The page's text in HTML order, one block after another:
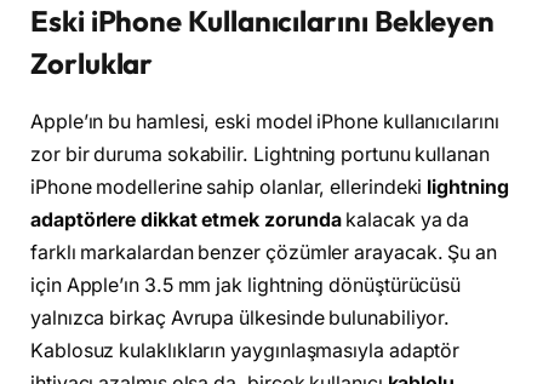
Eski iPhone Kullanıcılarını Bekleyen
Zorluklar
Apple’ın bu hamlesi, eski model iPhone kullanıcılarını
zor bir duruma sokabilir. Lightning portunu kullanan
iPhone modellerine sahip olanlar, ellerindeki lightning
adaptörlere dikkat etmek zorundakalacak ya da
farklı markalardan benzer çözümler arayacak. Şu an
için Apple’ın 3.5 mm jak lightning dönüştürücüsü
yalnızca birkaç Avrupa ülkesinde bulunabiliyor.
Kablosuz kulaklıkların yaygınlaşmasıyla adaptör